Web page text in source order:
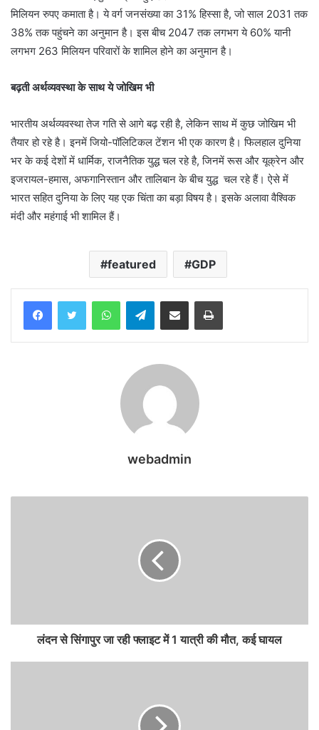
मिलियन रुपए कमाता है। ये वर्ग जनसंख्या का 31% हिस्सा है, जो साल 2031 तक
38% तक पहुंचने का अनुमान है। इस बीच 2047 तक लगभग ये 60% यानी
लगभग 263 मिलियन परिवारों के शामिल होने का अनुमान है।
बढ़ती अर्थव्यवस्था के साथ ये जोखिम भी
भारतीय अर्थव्यवस्था तेज गति से आगे बढ़ रही है, लेकिन साथ में कुछ जोखिम भी
तैयार हो रहे है। इनमें जियो-पॉलिटिकल टेंशन भी एक कारण है। फिलहाल दुनिया
भर के कई देशों में धार्मिक, राजनैतिक युद्ध चल रहे है, जिनमें रूस और यूक्रेन और
इजरायल-हमास, अफगानिस्तान और तालिबान के बीच युद्ध चल रहे हैं। ऐसे में
भारत सहित दुनिया के लिए यह एक चिंता का बड़ा विषय है। इसके अलावा वैश्विक
मंदी और महंगाई भी शामिल हैं।
featured GDP
WhatsAppTelegramShare via Email Print
webadmin
लंदन से सिंगापुर जा रही फ्लाइट में 1 यात्री की मौत, कई घायल